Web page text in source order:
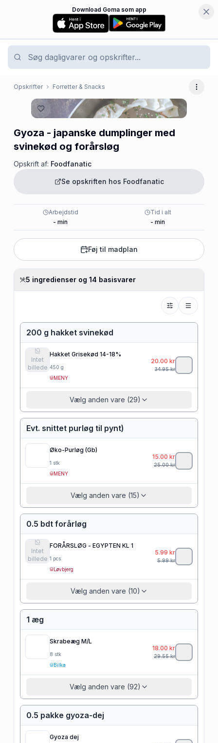
Download Goma som app
Opskrifter Forretter & Snacks Flere
Gyoza - japanske dumplinger med
svinekød og forårsløg
Opskrift af: Foodfanatic
Se opskriften hos Foodfanatic
Arbejdstid
- min
Tid i alt
- min
Føj til madplan
5 ingredienser og 14 basisvarer
200 g hakket svinekød
Intet
billede
Hakket Grisekød 14-18%
450 g
MENY
20.00 kr
34.95kr
Vælg anden vare (29)
Evt. snittet purløg til pynt)
Øko-Purløg (Gb)
1 stk
MENY
15.00 kr
25.00kr
Vælg anden vare (15)
0.5 bdt forårløg
Intet
billede
FORÅRSLØG - EGYPTEN KL 1
1 pcs
Løvbjerg
5.99 kr
5.99kr
Vælg anden vare (10)
1 æg
Skrabeæg M/L
8 stk
Bilka
18.00 kr
29.55kr
Vælg anden vare (92)
0.5 pakke gyoza-dej
Gyoza dej